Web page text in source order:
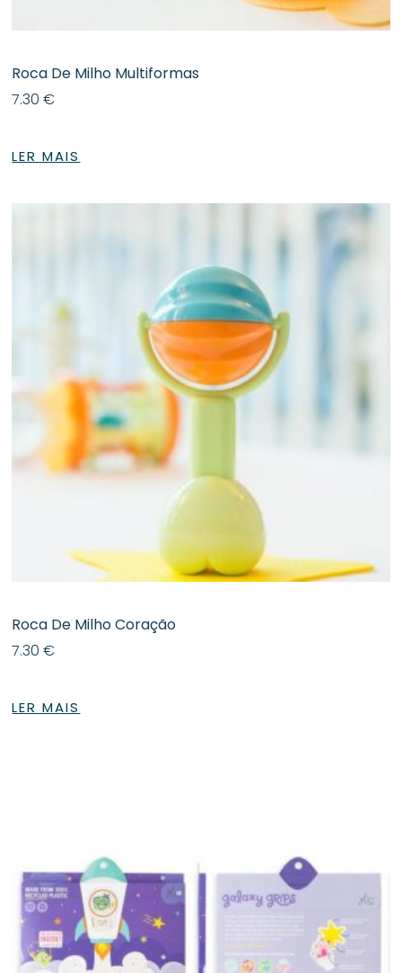
Roca De Milho Multiformas
7.30€
LER MAIS
Roca De Milho Coração
7.30€
LER MAIS